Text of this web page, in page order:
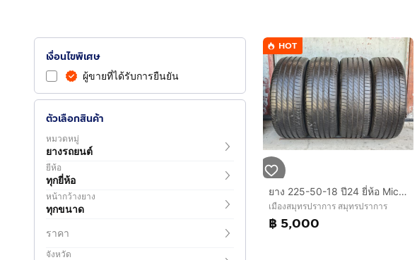
เงื่อนไขพิเศษ
ผู้ขายที่ได้รับการยืนยัน
ตัวเลือกสินค้า
หมวดหมู่
ยางรถยนต์
ยี่ห้อ
ทุกยี่ห้อ
หน้ากว้างยาง
ทุกขนาด
ราคา
จังหวัด
HOT
ยาง 225-50-18 ปี24 ยี่ห้อ Michelin primacy
เมืองสมุทรปราการ สมุทรปราการ
฿ 5,000